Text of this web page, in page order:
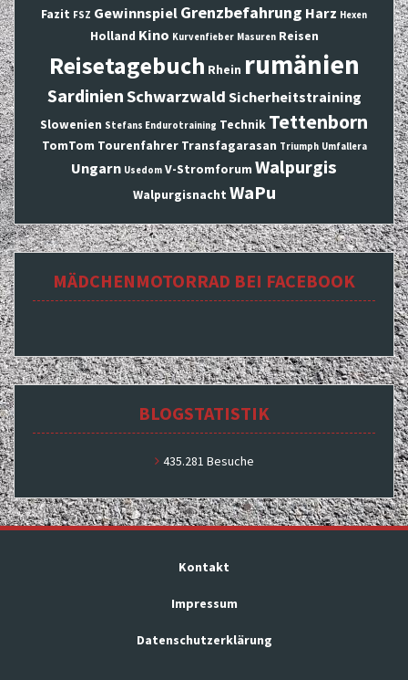
Fazit FSZ Gewinnspiel Grenzbefahrung Harz Hexen
Holland Kino Kurvenfieber Masuren Reisen
Reisetagebuch Rhein rumänien
SardinienSchwarzwald Sicherheitstraining
Slowenien Stefans Endurotraining Technik Tettenborn
TomTom Tourenfahrer Transfagarasan Triumph Umfallera
Ungarn Usedom V-Stromforum Walpurgis
Walpurgisnacht WaPu
MÄDCHENMOTORRAD BEI FACEBOOK
BLOGSTATISTIK
435.281 Besuche
Kontakt
Impressum
Datenschutzerklärung